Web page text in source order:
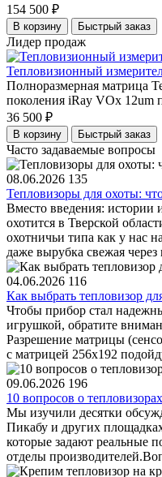
154 500 ₽
В корзину Быстрый заказ
Лидер продаж
Тепловизионный
Полноразмерная матрица
поколения iRay VOx 12um
36 500 ₽
В корзину Быстрый заказ
Часто задаваемые вопросы
08.06.2026 135
Тепловизоры для охоты:
Вместо введения: истории
охотится в Тверской
охотничьи типа как у нас
даже вырубка свежая через
04.06.2026 116
Как выбрать тепловизор
Чтобы прибор стал
игрушкой, обратите
Разрешение матрицы
с матрицей 256x192
09.06.2026 196
10 вопросов о
Мы изучили десятки
Пикабу и других
которые задают реальные
отделы